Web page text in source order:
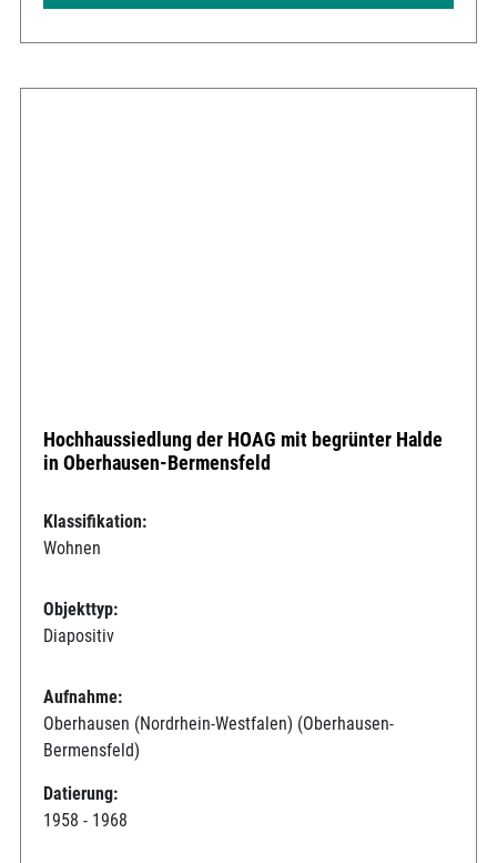
Hochhaussiedlung der HOAG mit begrünter Halde
in Oberhausen-Bermensfeld
Klassifikation:
Wohnen
Objekttyp:
Diapositiv
Aufnahme:
Oberhausen (Nordrhein-Westfalen) (Oberhausen-
Bermensfeld)
Datierung:
1958 - 1968